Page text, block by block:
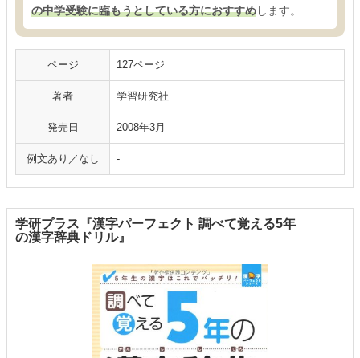
の中学受験に臨もうとしている方におすすめします。
ページ 127ページ
著者 学習研究社
発売日 2008年3月
例文あり／なし -
学研プラス『漢字パーフェクト 調べて覚える5年
の漢字辞典ドリル』